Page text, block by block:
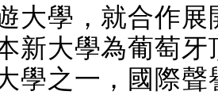
大學，就合作展
新大學為葡萄牙
學之一，國際聲